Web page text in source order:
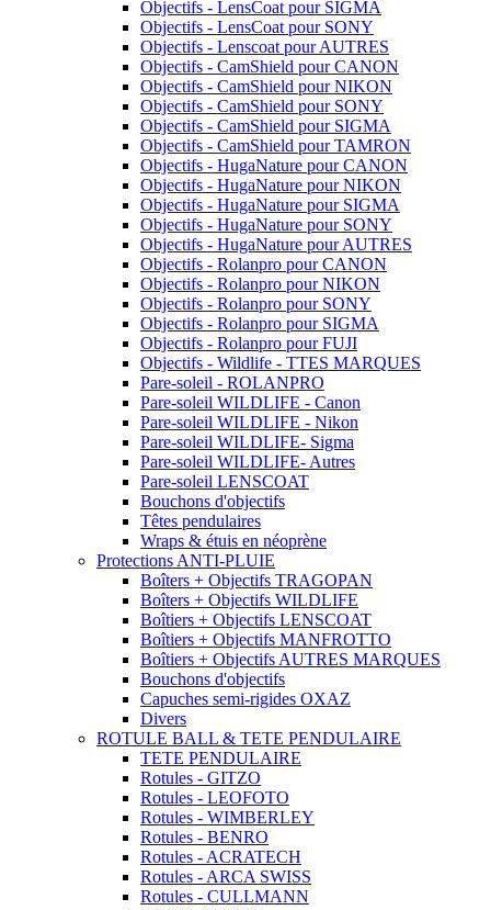
Objectifs - LensCoat pour SIGMA
Objectifs - LensCoat pour SONY
Objectifs - Lenscoat pour AUTRES
Objectifs - CamShield pour CANON
Objectifs - CamShield pour NIKON
Objectifs - CamShield pour SONY
Objectifs - CamShield pour SIGMA
Objectifs - CamShield pour TAMRON
Objectifs - HugaNature pour CANON
Objectifs - HugaNature pour NIKON
Objectifs - HugaNature pour SIGMA
Objectifs - HugaNature pour SONY
Objectifs - HugaNature pour AUTRES
Objectifs - Rolanpro pour CANON
Objectifs - Rolanpro pour NIKON
Objectifs - Rolanpro pour SONY
Objectifs - Rolanpro pour SIGMA
Objectifs - Rolanpro pour FUJI
Objectifs - Wildlife - TTES MARQUES
Pare-soleil - ROLANPRO
Pare-soleil WILDLIFE - Canon
Pare-soleil WILDLIFE - Nikon
Pare-soleil WILDLIFE- Sigma
Pare-soleil WILDLIFE- Autres
Pare-soleil LENSCOAT
Bouchons d'objectifs
Têtes pendulaires
Wraps & étuis en néoprène
Protections ANTI-PLUIE
Boîters + Objectifs TRAGOPAN
Boîters + Objectifs WILDLIFE
Boîtiers + Objectifs LENSCOAT
Boîtiers + Objectifs MANFROTTO
Boîtiers + Objectifs AUTRES MARQUES
Bouchons d'objectifs
Capuches semi-rigides OXAZ
Divers
ROTULE BALL & TETE PENDULAIRE
TETE PENDULAIRE
Rotules - GITZO
Rotules - LEOFOTO
Rotules - WIMBERLEY
Rotules - BENRO
Rotules - ACRATECH
Rotules - ARCA SWISS
Rotules - CULLMANN